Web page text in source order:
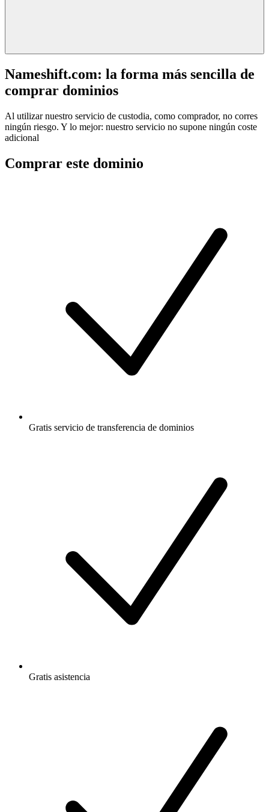
Nameshift.com: la forma más sencilla de
comprar dominios
Al utilizar nuestro servicio de custodia, como comprador, no corres
ningún riesgo. Y lo mejor: nuestro servicio no supone ningún coste
adicional
Comprar este dominio
Gratis servicio de transferencia de dominios
Gratis asistencia